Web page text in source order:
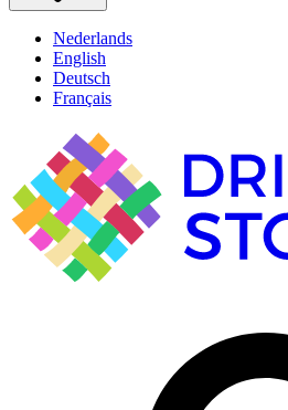
Nederlands
English
Deutsch
Français